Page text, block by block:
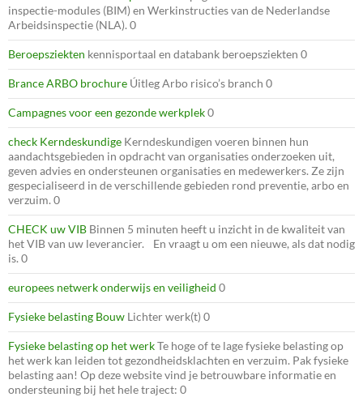
inspectie-modules (BIM) en Werkinstructies van de Nederlandse
Arbeidsinspectie (NLA). 0
Beroepsziekten kennisportaal en databank beroepsziekten 0
Brance ARBO brochure Úitleg Arbo risico’s branch 0
Campagnes voor een gezonde werkplek0
check Kerndeskundige Kerndeskundigen voeren binnen hun
aandachtsgebieden in opdracht van organisaties onderzoeken uit,
geven advies en ondersteunen organisaties en medewerkers. Ze zijn
gespecialiseerd in de verschillende gebieden rond preventie, arbo en
verzuim. 0
CHECK uw VIB Binnen 5 minuten heeft u inzicht in de kwaliteit van
het VIB van uw leverancier. En vraagt u om een nieuwe, als dat nodig
is. 0
europees netwerk onderwijs en veiligheid 0
Fysieke belasting Bouw Lichter werk(t) 0
Fysieke belasting op het werkTe hoge of te lage fysieke belasting op
het werk kan leiden tot gezondheidsklachten en verzuim. Pak fysieke
belasting aan! Op deze website vind je betrouwbare informatie en
ondersteuning bij het hele traject: 0